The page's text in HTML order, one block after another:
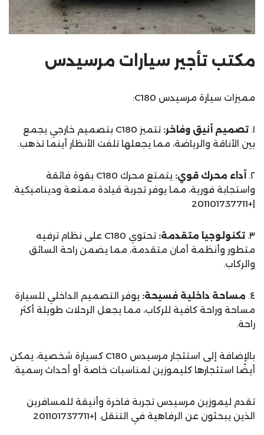
مكتب تأجير سيارات مرسيدس
مميزات سيارة مرسيدس C180:
١. تصميم أنيق وفاخر:
تتميز C180 بتصميم خارجي يجمع
بين الأناقة والرياضة، مما يجعلها تلفت الأنظار أينما تذهب.
٢. أداء محرك قوي:
يتمتع محرك C180 بقوة فائقة
واستجابة فورية، مما يوفر تجربة قيادة ممتعة وديناميكية.
|+201101737711
٣. تكنولوجيا متقدمة:
تحتوي C180 على نظام ترفيه
متطور وأنظمة أمان متقدمة، مما يضمن راحة السائق
والركاب.
٤. مساحة داخلية فسيحة: يوفر التصميم الداخلي للسيارة
مساحة وراحة كافية للركاب، مما يجعل الرحلات طويلة أكثر
راحة.
بالإضافة إلى استئجار مرسيدس C180 كسيارة شخصية، يمكن
أيضًا استئجارها كليموزين لمناسبات خاصة أو أحداث رسمية.
تقدم ليموزين مرسيدس تجربة فاخرة وأنيقة للمسافرين
الذين يبحثون عن الرفاهية في التنقل. |+201101737711